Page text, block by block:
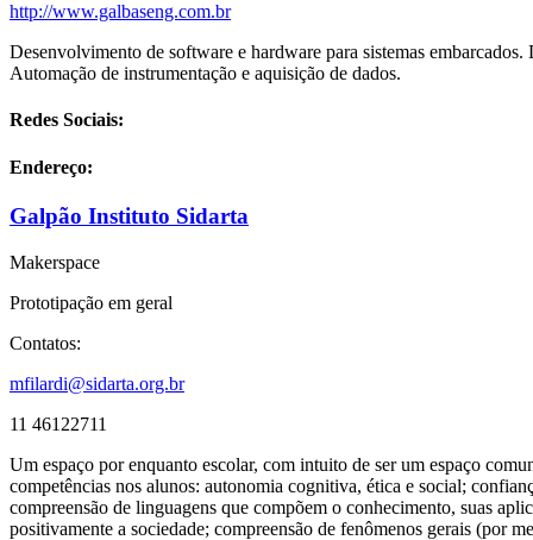
http://www.galbaseng.com.br
Desenvolvimento de software e hardware para sistemas
Automação de instrumentação e aquisição de dados.
Redes Sociais:
Endereço:
Galpão Instituto Sidarta
Makerspace
Prototipação em geral
Contatos:
mfilardi@sidarta.org.br
11 46122711
Um espaço por enquanto escolar, com intuito de ser um espaço
competências nos alunos: autonomia cognitiva, ética e social;
compreensão de linguagens que compõem o conhecimento, suas
positivamente a sociedade; compreensão de fenômenos gerais (por